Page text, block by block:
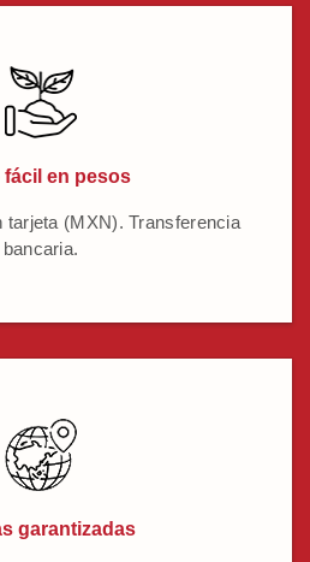
fácil en pesos
tarjeta (MXN). Transferencia
bancaria.
garantizadas